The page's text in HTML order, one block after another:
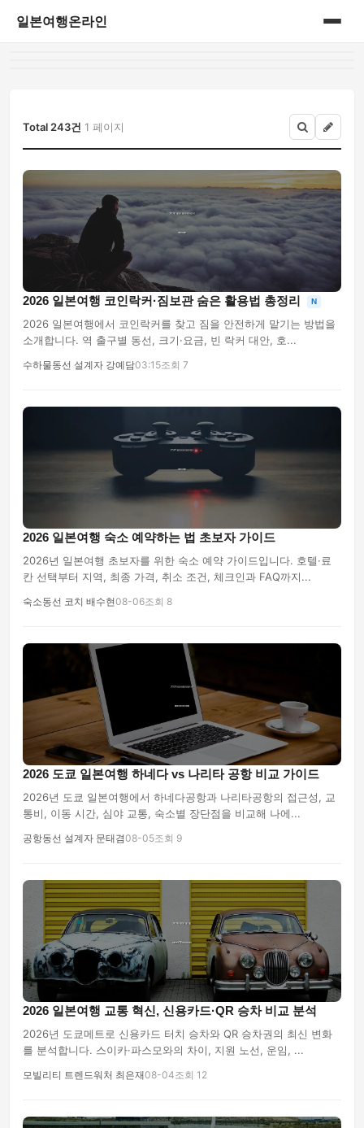
일본여행온라인
Total 243건 1 페이지
2026 일본여행 코인락커·짐보관 숨은 활용법 총정리 N
2026 일본여행에서 코인락커를 찾고 짐을 안전하게 맡기는 방법을
소개합니다. 역 출구별 동선, 크기·요금, 빈 락커 대안, 호...
수하물동선 설계자 강예담03:15조회 7
2026 일본여행 숙소 예약하는 법 초보자 가이드
2026년 일본여행 초보자를 위한 숙소 예약 가이드입니다. 호텔·료
칸 선택부터 지역, 최종 가격, 취소 조건, 체크인과 FAQ까지...
숙소동선 코치 배수현08-06조회 8
2026 도쿄 일본여행 하네다 vs 나리타 공항 비교 가이드
2026년 도쿄 일본여행에서 하네다공항과 나리타공항의 접근성, 교
통비, 이동 시간, 심야 교통, 숙소별 장단점을 비교해 나에...
공항동선 설계자 문태겸08-05조회 9
2026 일본여행 교통 혁신, 신용카드·QR 승차 비교 분석
2026년 도쿄메트로 신용카드 터치 승차와 QR 승차권의 최신 변화
를 분석합니다. 스이카·파스모와의 차이, 지원 노선, 운임, ...
모빌리티 트렌드워처 최은재08-04조회 12